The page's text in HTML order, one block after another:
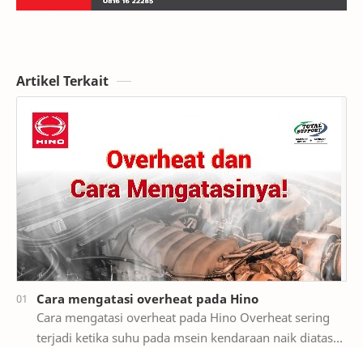
Artikel Terkait
Cara mengatasi overheat pada Hino
Cara mengatasi overheat pada Hino Overheat sering
terjadi ketika suhu pada msein kendaraan naik diatas